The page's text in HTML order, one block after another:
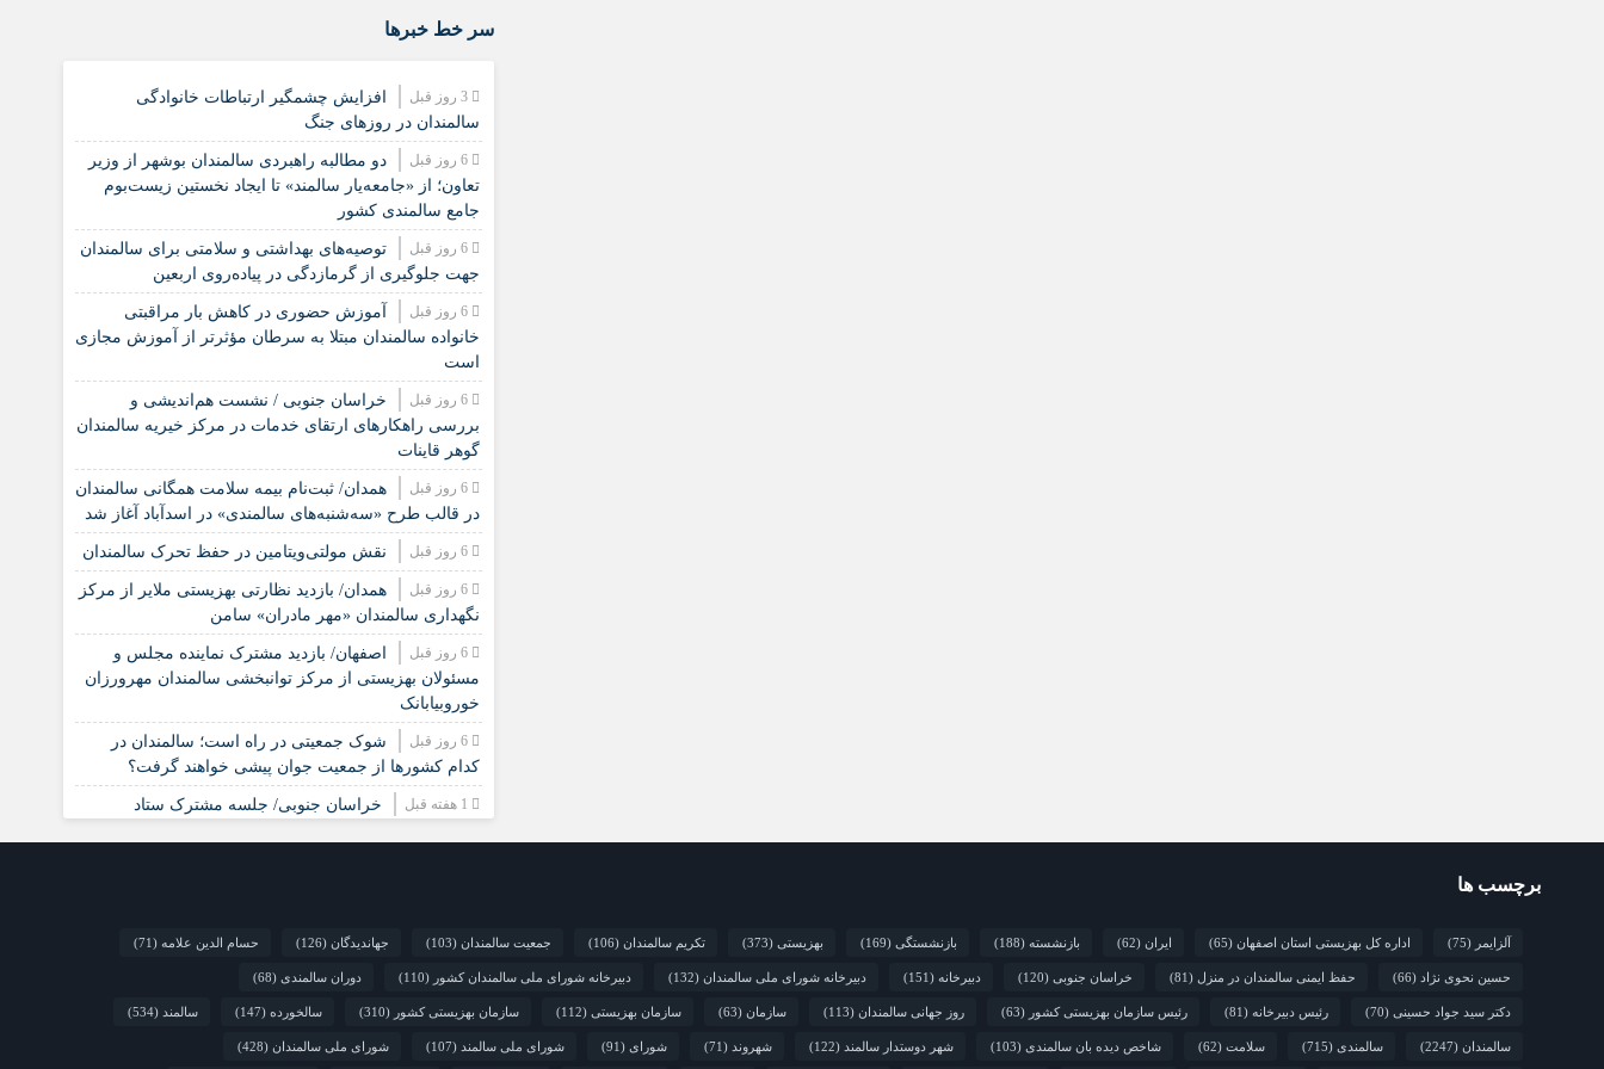
سر خط خبرها
افزایش چشمگیر ارتباطات خانوادگی
سالمندان در روزهای جنگ
دو مطالبه راهبردی سالمندان بوشهر از وزیر
تعاون؛ از «جامعه‌یار سالمند» تا ایجاد نخستین زیست‌بوم
جامع سالمندی کشور
️توصیه‌های بهداشتی و سلامتی برای سالمندان
جهت جلوگیری از گرمازدگی در پیاده‌روی اربعین
آموزش حضوری در کاهش بار مراقبتی
خانواده سالمندان مبتلا به سرطان مؤثرتر از آموزش مجازی
است
خراسان جنوبی / نشست هم‌اندیشی و
بررسی راهکارهای ارتقای خدمات در مرکز خیریه سالمندان
گوهر قاینات
همدان/ ثبت‌نام بیمه سلامت همگانی سالمندان
در قالب طرح «سه‌شنبه‌های سالمندی» در اسدآباد آغاز شد
نقش مولتی‌ویتامین در حفظ تحرک سالمندان
همدان/ بازدید نظارتی بهزیستی ملایر از مرکز
نگهداری سالمندان «مهر مادران» سامن
اصفهان/ بازدید مشترک نماینده مجلس و
مسئولان بهزیستی از مرکز توانبخشی سالمندان مهرورزان
خوروبیابانک
شوک جمعیتی در راه است؛ سالمندان در
کدام کشورها از جمعیت جوان پیشی خواهند گرفت؟
خراسان جنوبی/ جلسه مشترک ستاد
نشست تخصصی مدل جامعه‌محور تقویت
جوامع محلی و مشارکت اجتماعی
متحد در مورد چگونگی مشارکت رویکردهای جامعه‌محور در
سالمندی سالم
برچسب ها
آلزایمر (75) اداره کل بهزیستی استان اصفهان (65) ایران (62) بازنشسته (188) بازنشستگی (169) بهزیستی (373) تکریم سالمندان (106) جمعیت سالمندان (103) جهاندیدگان (126) حسام الدین علامه (71)
حسین نحوی نژاد (66) حفظ ایمنی سالمندان در منزل (81) خراسان جنوبی (120) دبیرخانه (151) دبیرخانه شورای ملی سالمندان (132) دبیرخانه شورای ملی سالمندان کشور (110) دوران سالمندی (68)
دکتر سید جواد حسینی (70) رئیس دبیرخانه (81) رئیس سازمان بهزیستی کشور (63) روز جهانی سالمندان (113) سازمان (63) سازمان بهزیستی (112) سازمان بهزیستی کشور (310) سالخورده (147) سالمند (534)
سالمندان (2247) سالمندی (715) سلامت (62) شاخص دیده بان سالمندی (103) شهر دوستدار سالمند (122) شهروند (71) شورای (91) شورای ملی سالمند (107) شورای ملی سالمندان (428)